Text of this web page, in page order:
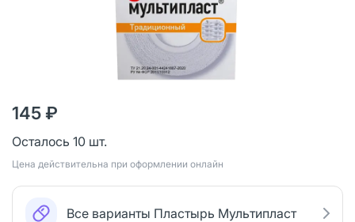
145 ₽
Осталось 10 шт.
Цена действительна при оформлении онлайн
Все варианты Пластырь Мультипласт